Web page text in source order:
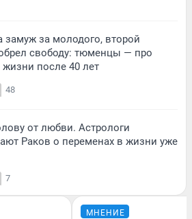
за молодого, второй
свободу: тюменцы — про
после 40 лет
48
от любви. Астрологи
Раков о переменах в жизни уже
7
МНЕНИЕ